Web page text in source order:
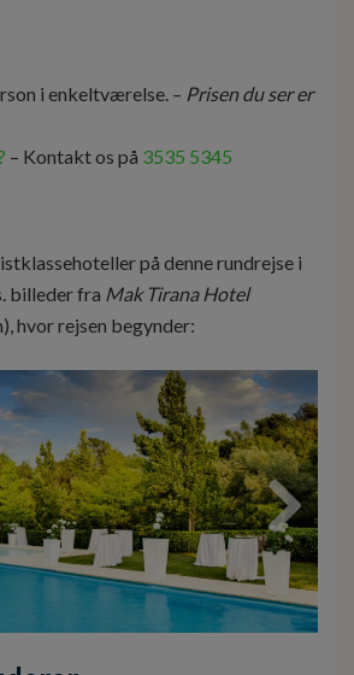
i enkeltværelse. – Prisen du ser er
– Kontakt os på 3535 5345
på denne rundrejse i
billeder fra Mak Tirana Hotel
hvor rejsen begynder: